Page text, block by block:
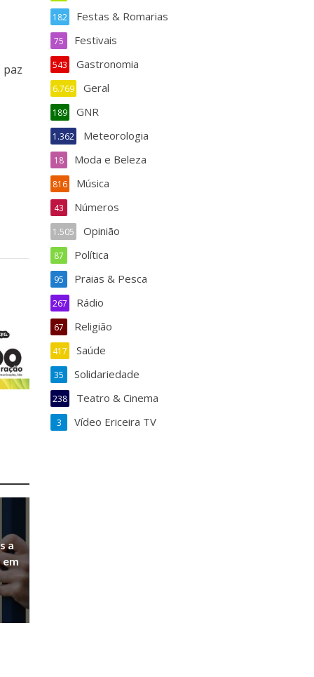
a
Festas & Romarias
182
Festivais
75
Gastronomia
543
Geral
6.769
GNR
189
Meteorologia
1.362
Moda e Beleza
18
Música
816
Números
43
Opinião
1.505
Política
87
Praias & Pesca
95
Rádio
267
Religião
67
Saúde
417
Solidariedade
35
Teatro & Cinema
238
Vídeo Ericeira TV
3